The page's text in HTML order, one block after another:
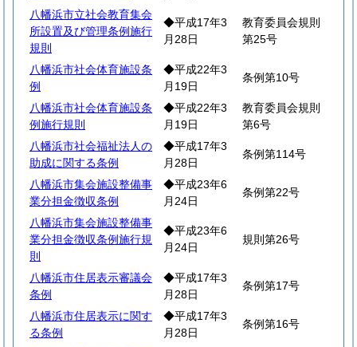
八幡浜市立社会教育集会
所設置及び管理条例施行
規則
◆平成17年3
月28日
教育委員会規則
第25号
八幡浜市社会体育施設条
例
◆平成22年3
月19日
条例第10号
八幡浜市社会体育施設条
例施行規則
◆平成22年3
月19日
教育委員会規則
第6号
八幡浜市社会福祉法人の
助成に関する条例
◆平成17年3
月28日
条例第114号
八幡浜市集会施設整備事
業分担金徴収条例
◆平成23年6
月24日
条例第22号
八幡浜市集会施設整備事
業分担金徴収条例施行規
則
◆平成23年6
月24日
規則第26号
八幡浜市住居表示審議会
条例
◆平成17年3
月28日
条例第17号
八幡浜市住居表示に関す
る条例
◆平成17年3
月28日
条例第16号